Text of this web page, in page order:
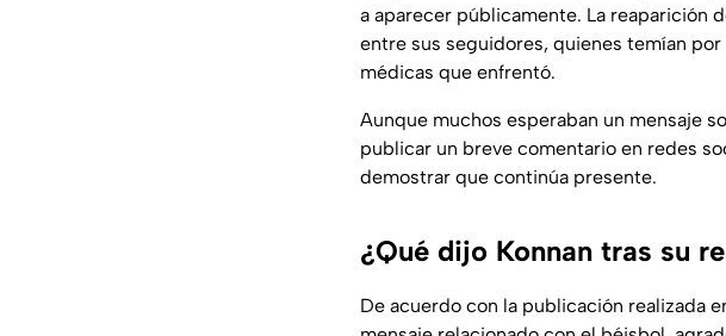
a aparecer públicamente. La reaparición
entre sus seguidores, quienes temían
médicas que enfrentó.
Aunque muchos esperaban un mensaje
publicar un breve comentario en redes
demostrar que continúa presente.
¿Qué dijo Konnan tras su
De acuerdo con la publicación realizada